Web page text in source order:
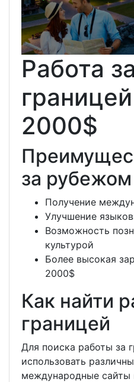
Работа за
2000$
за рубежом
Получение
Улучшение
Возможность
культурой
Более высокая
2000$
Как найти
границей
Для поиска работы за
использовать
международные сайты